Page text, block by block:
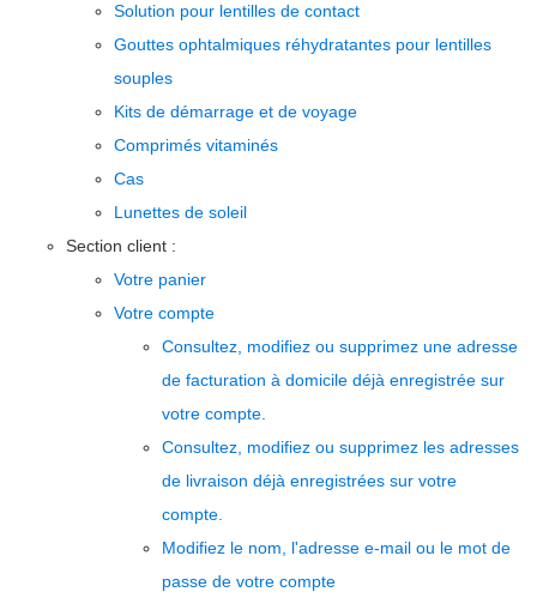
Solution pour lentilles de contact
Gouttes ophtalmiques réhydratantes pour lentilles
souples
Kits de démarrage et de voyage
Comprimés vitaminés
Cas
Lunettes de soleil
Section client :
Votre panier
Votre compte
Consultez, modifiez ou supprimez une adresse
de facturation à domicile déjà enregistrée sur
votre compte.
Consultez, modifiez ou supprimez les adresses
de livraison déjà enregistrées sur votre
compte.
Modifiez le nom, l'adresse e-mail ou le mot de
passe de votre compte